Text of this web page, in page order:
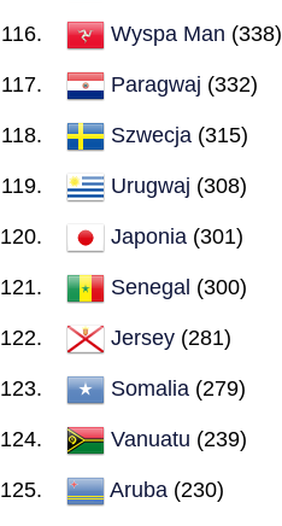
Wyspa Man (338)
Paragwaj (332)
Szwecja (315)
Urugwaj (308)
Japonia (301)
Senegal (300)
Jersey (281)
Somalia (279)
Vanuatu (239)
Aruba (230)